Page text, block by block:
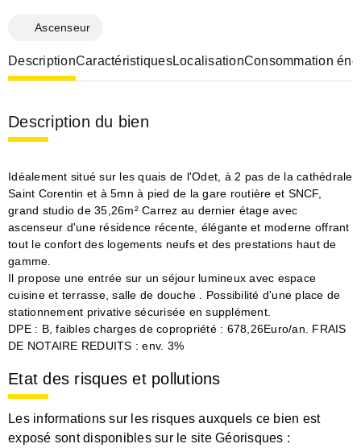
Ascenseur
DescriptionCaractéristiquesLocalisationConsommation
Description du bien
Idéalement situé sur les quais de l'Odet, à 2 pas de la cathédrale
Saint Corentin et à 5mn à pied de la gare routière et SNCF,
grand studio de 35,26m² Carrez au dernier étage avec
ascenseur d'une résidence récente, élégante et moderne offrant
tout le confort des logements neufs et des prestations haut de
gamme.
Il propose une entrée sur un séjour lumineux avec espace
cuisine et terrasse, salle de douche . Possibilité d'une place de
stationnement privative sécurisée en supplément.
DPE : B, faibles charges de copropriété : 678,26Euro/an. FRAIS
DE NOTAIRE REDUITS : env. 3%
Etat des risques et pollutions
Les informations sur les risques auxquels ce bien est
exposé sont disponibles sur le site Géorisques :